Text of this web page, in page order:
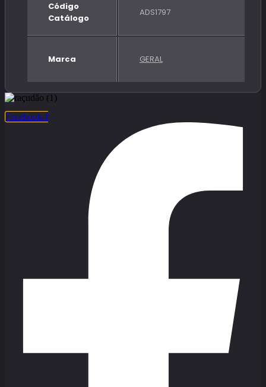
Código
Catálogo
ADS1797
Marca GERAL
Facebook-f